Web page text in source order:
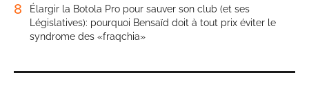
8
Élargir la Botola Pro pour sauver son club (et ses
Législatives): pourquoi Bensaïd doit à tout prix éviter le
syndrome des «fraqchia»